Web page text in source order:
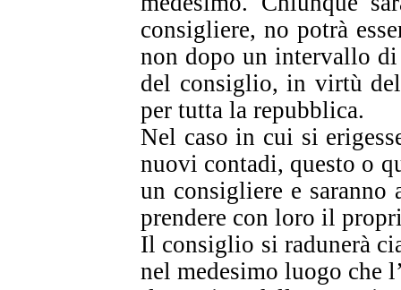
consigliere, no potrà
non dopo un intervallo
del consiglio, in virtù
per tutta la repubblica.
Nel caso in cui si
nuovi contadi, questo o
un consigliere e
prendere con loro il
Il consiglio si radunerà
nel medesimo luogo che